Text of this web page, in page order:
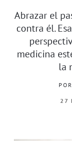
Abrazar el
contra él.
medicina
la
POR
27